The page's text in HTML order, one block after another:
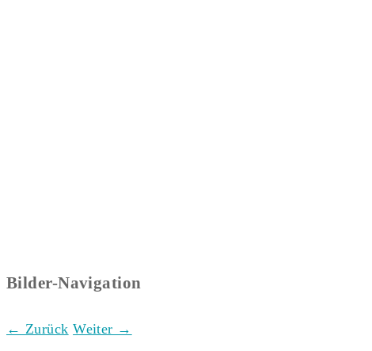
Bilder-Navigation
← Zurück Weiter →